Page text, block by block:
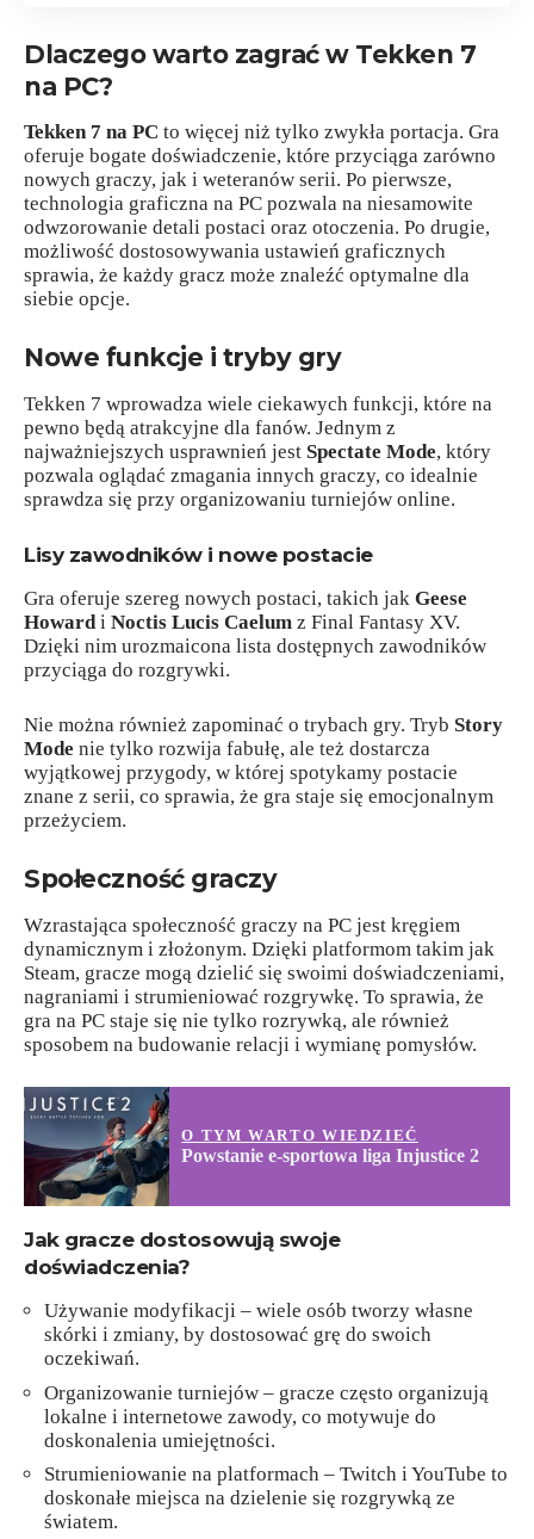
Dlaczego warto zagrać w Tekken 7
na PC?
Tekken 7 na PC to więcej niż tylko zwykła portacja. Gra
oferuje bogate doświadczenie, które przyciąga zarówno
nowych graczy, jak i weteranów serii. Po pierwsze,
technologia graficzna na PC pozwala na niesamowite
odwzorowanie detali postaci oraz otoczenia. Po drugie,
możliwość dostosowywania ustawień graficznych
sprawia, że każdy gracz może znaleźć optymalne dla
siebie opcje.
Nowe funkcje i tryby gry
Tekken 7 wprowadza wiele ciekawych funkcji, które na
pewno będą atrakcyjne dla fanów. Jednym z
najważniejszych usprawnień jest Spectate Mode, który
pozwala oglądać zmagania innych graczy, co idealnie
sprawdza się przy organizowaniu turniejów online.
Lisy zawodników i nowe postacie
Gra oferuje szereg nowych postaci, takich jak Geese
Howardi Noctis Lucis Caelum z Final Fantasy XV.
Dzięki nim urozmaicona lista dostępnych zawodników
przyciąga do rozgrywki.
Nie można również zapominać o trybach gry. Tryb Story
Mode nie tylko rozwija fabułę, ale też dostarcza
wyjątkowej przygody, w której spotykamy postacie
znane z serii, co sprawia, że gra staje się emocjonalnym
przeżyciem.
Społeczność graczy
Wzrastająca społeczność graczy na PC jest kręgiem
dynamicznym i złożonym. Dzięki platformom takim jak
Steam, gracze mogą dzielić się swoimi doświadczeniami,
nagraniami i strumieniować rozgrywkę. To sprawia, że
gra na PC staje się nie tylko rozrywką, ale również
sposobem na budowanie relacji i wymianę pomysłów.
O TYM WARTO WIEDZIEĆ
Powstanie e-sportowa liga Injustice 2
Jak gracze dostosowują swoje
doświadczenia?
Używanie modyfikacji – wiele osób tworzy własne
skórki i zmiany, by dostosować grę do swoich
oczekiwań.
Organizowanie turniejów – gracze często organizują
lokalne i internetowe zawody, co motywuje do
doskonalenia umiejętności.
Strumieniowanie na platformach – Twitch i YouTube to
doskonałe miejsca na dzielenie się rozgrywką ze
światem.